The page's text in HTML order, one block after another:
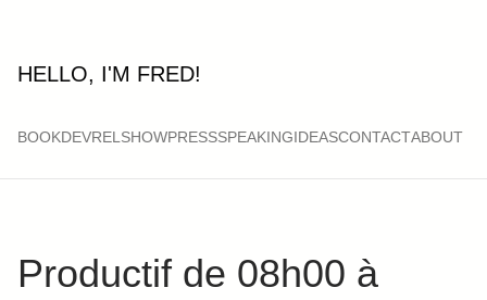
HELLO, I'M FRED!
BOOKDEVRELSHOWPRESSSPEAKINGIDEASCONTACTABOUT
Productif de 08h00 à